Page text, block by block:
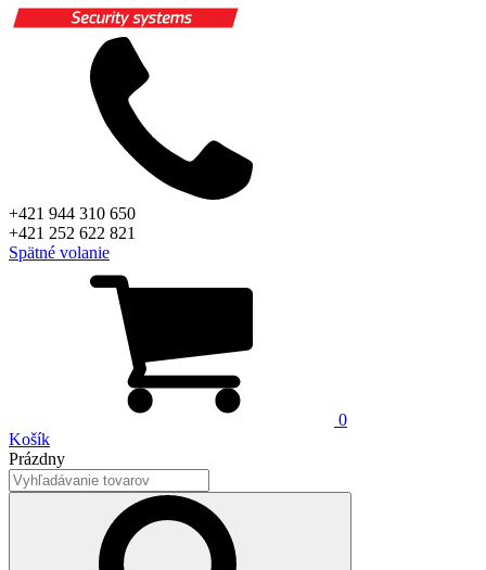
+421 944 310 650
+421 252 622 821
Spätné volanie
0
Košík
Prázdny